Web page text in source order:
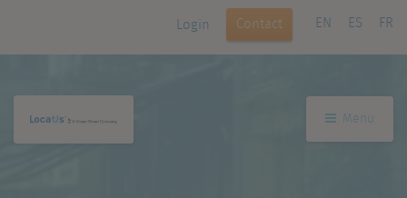
Login Contact EN ES FR
Menu